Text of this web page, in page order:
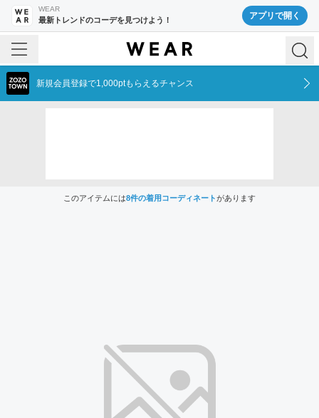
WEAR
最新トレンドのコーデを見つけよう！ アプリで開く
新規会員登録で1,000ptもらえるチャンス
このアイテムには8件の着用コーディネートがあります